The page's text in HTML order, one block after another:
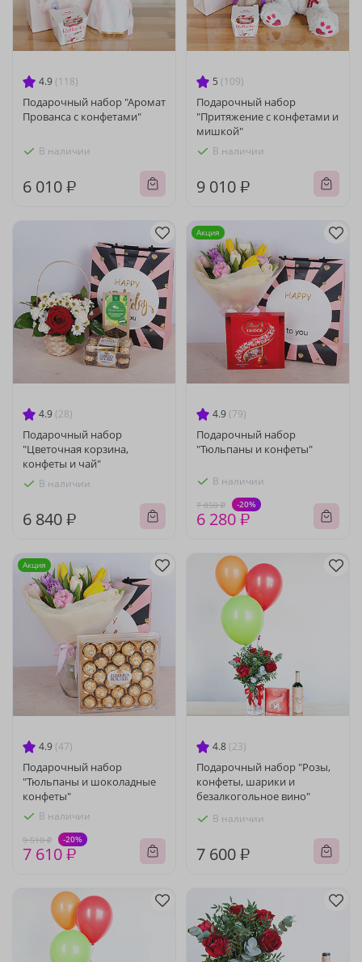
4.9 (118)
Подарочный набор "Аромат
Прованса с конфетами"
В наличии
6 010 ₽
5 (109)
Подарочный набор
"Притяжение с конфетами и
мишкой"
В наличии
9 010 ₽
4.9 (28)
Подарочный набор
"Цветочная корзина,
конфеты и чай"
В наличии
6 840 ₽
4.9 (79)
Подарочный набор
"Тюльпаны и конфеты"
В наличии
7 850 ₽ -20%
6 280 ₽
Акция
4.9 (47)
Подарочный набор
"Тюльпаны и шоколадные
конфеты"
В наличии
9 510 ₽ -20%
7 610 ₽
Акция
4.8 (23)
Подарочный набор "Розы,
конфеты, шарики и
безалкогольное вино"
В наличии
7 600 ₽